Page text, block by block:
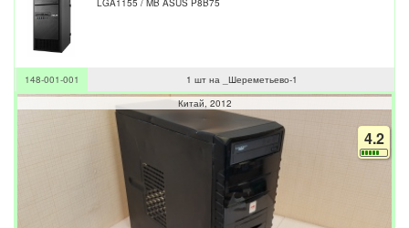
LGA1155 / MB ASUS P8B75
148-001-001
1 шт на _Шереметьево-1
Китай 2012
4.2